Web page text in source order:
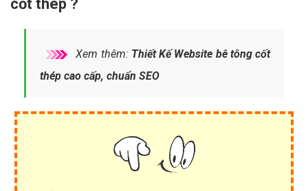
cốt thép ?
Xem thêm: Thiết Kế Website bê tông cốt
thép cao cấp, chuẩn SEO